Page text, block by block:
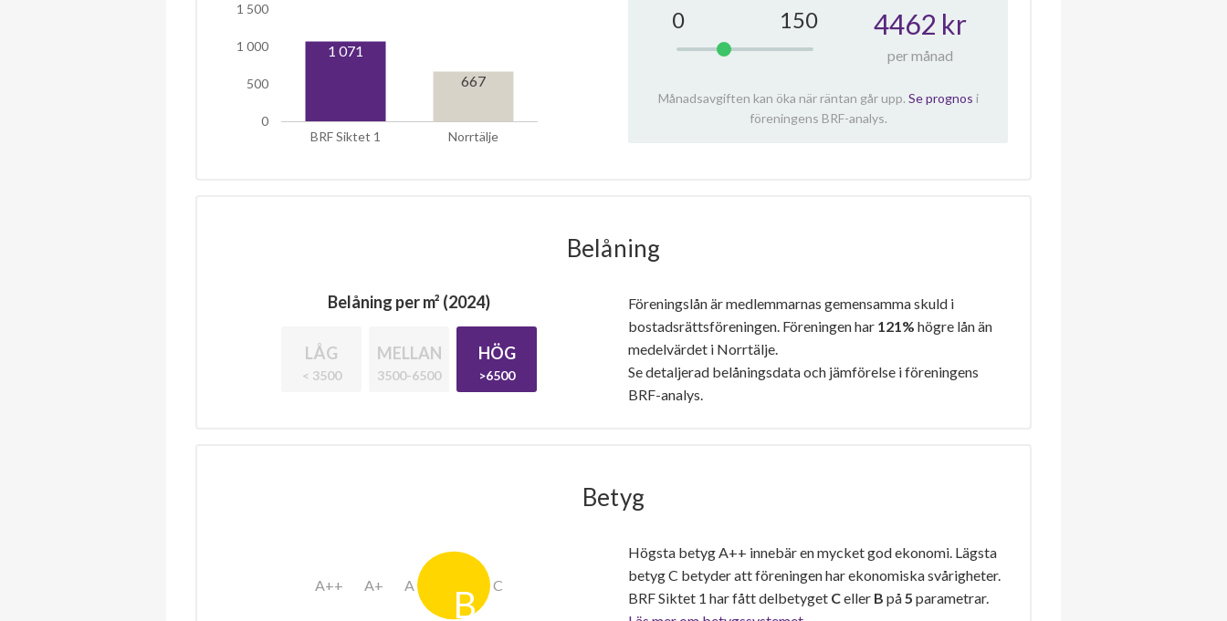
BRF Siktet 1 Norrtälje
0
500
1 000
1 500
1 071
667
0 150 4462 kr
per månad
Månadsavgiften kan öka när räntan går upp. Se prognos i
föreningens BRF-analys.
Belåning
Belåning per m² (2024)
LÅG
< 3500
MELLAN
3500-6500
HÖG
>6500
Föreningslån är medlemmarnas gemensamma skuld i
bostadsrättsföreningen. Föreningen har 121% högre lån än
medelvärdet i Norrtälje.
Se detaljerad belåningsdata och jämförelse i föreningens
BRF-analys.
Betyg
Högsta betyg A++ innebär en mycket god ekonomi. Lägsta
betyg C betyder att föreningen har ekonomiska svårigheter.
BRF Siktet 1 har fått delbetyget Celler B på5 parametrar.